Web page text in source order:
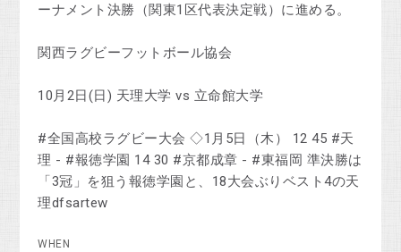
ーナメント決勝（関東1区代表決定戦）に進める。
関西ラグビーフットボール協会
10月2日(日) 天理大学 vs 立命館大学
#全国高校ラグビー大会 ◇1月5日（木） 12 45 #天
理 - #報徳学園 14 30 #京都成章 - #東福岡 準決勝は
「3冠」を狙う報徳学園と、18大会ぶりベスト4の天
理dfsartew
WHEN